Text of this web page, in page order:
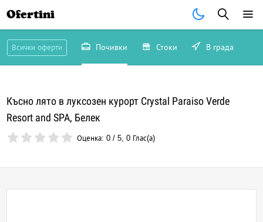
Ofertini
Всички оферти Почивки Стоки В града
Късно лято в луксозен курорт Crystal Paraiso Verde
Resort and SPA, Белек
Оценка:0 /5,0 Глас(а)